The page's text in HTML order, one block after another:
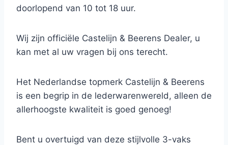
doorlopend van 10 tot 18 uur.
Wij zijn officiële Castelijn & Beerens Dealer, u
kan met al uw vragen bij ons terecht.
Het Nederlandse topmerk Castelijn & Beerens
is een begrip in de lederwarenwereld, alleen de
allerhoogste kwaliteit is goed genoeg!
Bent u overtuigd van deze stijlvolle 3-vaks